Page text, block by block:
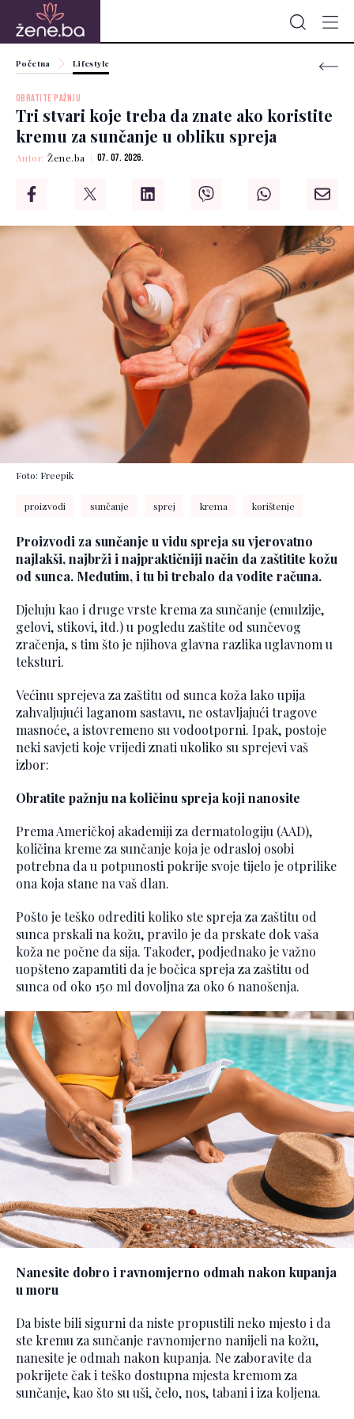
Početna Lifestyle
OBRATITE PAŽNJU
Tri stvari koje treba da znate ako koristite
kremu za sunčanje u obliku spreja
Autor:Žene.ba 07. 07. 2026.
Foto: Freepik
proizvodi sunčanje sprej krema korištenje
Proizvodi za sunčanje u vidu spreja su vjerovatno
najlakši, najbrži i najpraktičniji način da zaštitite kožu
od sunca. Međutim, i tu bi trebalo da vodite računa.
Djeluju kao i druge vrste krema za sunčanje (emulzije,
gelovi, stikovi, itd.) u pogledu zaštite od sunčevog
zračenja, s tim što je njihova glavna razlika uglavnom u
teksturi.
Većinu sprejeva za zaštitu od sunca koža lako upija
zahvaljujući laganom sastavu, ne ostavljajući tragove
masnoće, a istovremeno su vodootporni. Ipak, postoje
neki savjeti koje vrijedi znati ukoliko su sprejevi vaš
izbor:
Obratite pažnju na količinu spreja koji nanosite
Prema Američkoj akademiji za dermatologiju (AAD),
količina kreme za sunčanje koja je odrasloj osobi
potrebna da u potpunosti pokrije svoje tijelo je otprilike
ona koja stane na vaš dlan.
Pošto je teško odrediti koliko ste spreja za zaštitu od
sunca prskali na kožu, pravilo je da prskate dok vaša
koža ne počne da sija. Također, podjednako je važno
uopšteno zapamtiti da je bočica spreja za zaštitu od
sunca od oko 150 ml dovoljna za oko 6 nanošenja.
Nanesite dobro i ravnomjerno odmah nakon kupanja
u moru
Da biste bili sigurni da niste propustili neko mjesto i da
ste kremu za sunčanje ravnomjerno nanijeli na kožu,
nanesite je odmah nakon kupanja. Ne zaboravite da
pokrijete čak i teško dostupna mjesta kremom za
sunčanje, kao što su uši, čelo, nos, tabani i iza koljena.